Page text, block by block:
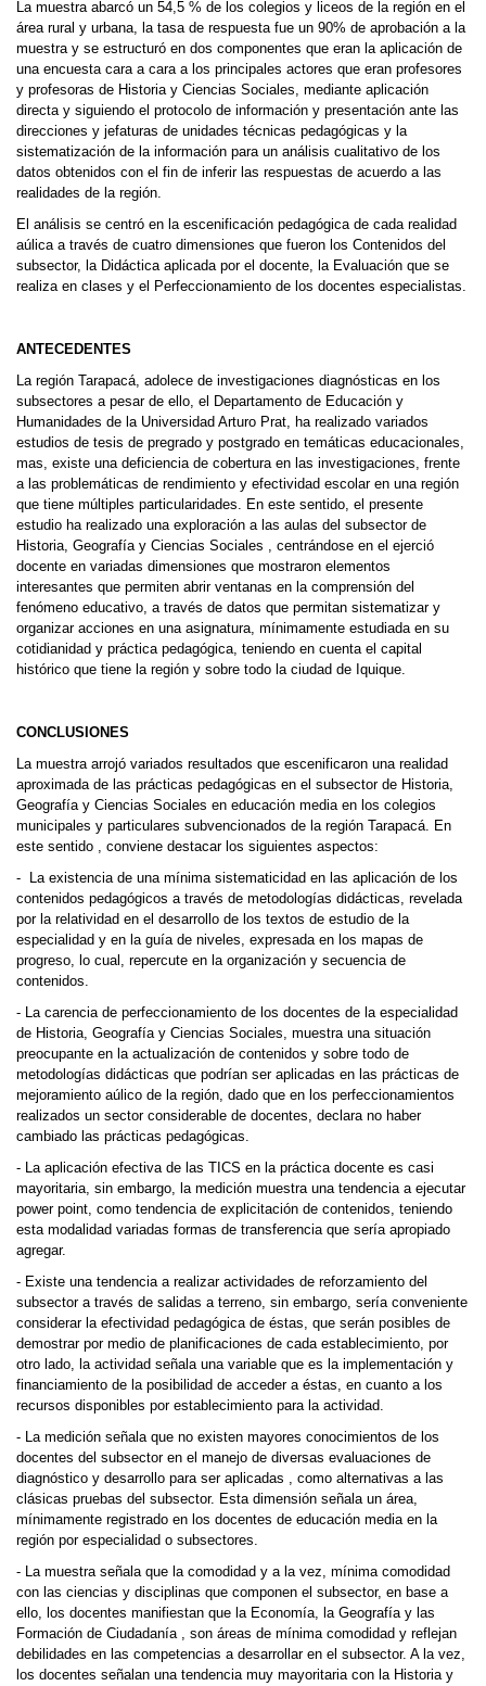
La muestra abarcó un 54,5 % de los colegios y liceos de la región en el
área rural y urbana, la tasa de respuesta fue un 90% de aprobación a la
muestra y se estructuró en dos componentes que eran la aplicación de
una encuesta cara a cara a los principales actores que eran profesores
y profesoras de Historia y Ciencias Sociales, mediante aplicación
directa y siguiendo el protocolo de información y presentación ante las
direcciones y jefaturas de unidades técnicas pedagógicas y la
sistematización de la información para un análisis cualitativo de los
datos obtenidos con el fin de inferir las respuestas de acuerdo a las
realidades de la región.
El análisis se centró en la escenificación pedagógica de cada realidad
aúlica a través de cuatro dimensiones que fueron los Contenidos del
subsector, la Didáctica aplicada por el docente, la Evaluación que se
realiza en clases y el Perfeccionamiento de los docentes especialistas.
ANTECEDENTES
La región Tarapacá, adolece de investigaciones diagnósticas en los
subsectores a pesar de ello, el Departamento de Educación y
Humanidades de la Universidad Arturo Prat, ha realizado variados
estudios de tesis de pregrado y postgrado en temáticas educacionales,
mas, existe una deficiencia de cobertura en las investigaciones, frente
a las problemáticas de rendimiento y efectividad escolar en una región
que tiene múltiples particularidades. En este sentido, el presente
estudio ha realizado una exploración a las aulas del subsector de
Historia, Geografía y Ciencias Sociales , centrándose en el ejerció
docente en variadas dimensiones que mostraron elementos
interesantes que permiten abrir ventanas en la comprensión del
fenómeno educativo, a través de datos que permitan sistematizar y
organizar acciones en una asignatura, mínimamente estudiada en su
cotidianidad y práctica pedagógica, teniendo en cuenta el capital
histórico que tiene la región y sobre todo la ciudad de Iquique.
CONCLUSIONES
La muestra arrojó variados resultados que escenificaron una realidad
aproximada de las prácticas pedagógicas en el subsector de Historia,
Geografía y Ciencias Sociales en educación media en los colegios
municipales y particulares subvencionados de la región Tarapacá. En
este sentido , conviene destacar los siguientes aspectos:
- La existencia de una mínima sistematicidad en las aplicación de los
contenidos pedagógicos a través de metodologías didácticas, revelada
por la relatividad en el desarrollo de los textos de estudio de la
especialidad y en la guía de niveles, expresada en los mapas de
progreso, lo cual, repercute en la organización y secuencia de
contenidos.
- La carencia de perfeccionamiento de los docentes de la especialidad
de Historia, Geografía y Ciencias Sociales, muestra una situación
preocupante en la actualización de contenidos y sobre todo de
metodologías didácticas que podrían ser aplicadas en las prácticas de
mejoramiento aúlico de la región, dado que en los perfeccionamientos
realizados un sector considerable de docentes, declara no haber
cambiado las prácticas pedagógicas.
- La aplicación efectiva de las TICS en la práctica docente es casi
mayoritaria, sin embargo, la medición muestra una tendencia a ejecutar
power point, como tendencia de explicitación de contenidos, teniendo
esta modalidad variadas formas de transferencia que sería apropiado
agregar.
- Existe una tendencia a realizar actividades de reforzamiento del
subsector a través de salidas a terreno, sin embargo, sería conveniente
considerar la efectividad pedagógica de éstas, que serán posibles de
demostrar por medio de planificaciones de cada establecimiento, por
otro lado, la actividad señala una variable que es la implementación y
financiamiento de la posibilidad de acceder a éstas, en cuanto a los
recursos disponibles por establecimiento para la actividad.
- La medición señala que no existen mayores conocimientos de los
docentes del subsector en el manejo de diversas evaluaciones de
diagnóstico y desarrollo para ser aplicadas , como alternativas a las
clásicas pruebas del subsector. Esta dimensión señala un área,
mínimamente registrado en los docentes de educación media en la
región por especialidad o subsectores.
- La muestra señala que la comodidad y a la vez, mínima comodidad
con las ciencias y disciplinas que componen el subsector, en base a
ello, los docentes manifiestan que la Economía, la Geografía y las
Formación de Ciudadanía , son áreas de mínima comodidad y reflejan
debilidades en las competencias a desarrollar en el subsector. A la vez,
los docentes señalan una tendencia muy mayoritaria con la Historia y